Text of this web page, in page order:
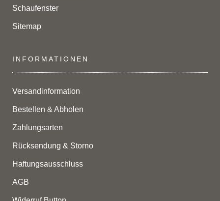
Schaufenster
Sitemap
INFORMATIONEN
Versandinformation
Bestellen & Abholen
Zahlungsarten
Rücksendung & Storno
Haftungsausschluss
AGB